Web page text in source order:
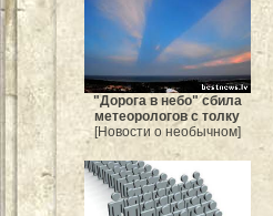
"Дорога в небо" сбила
метеорологов с толку
[Новости о необычном]